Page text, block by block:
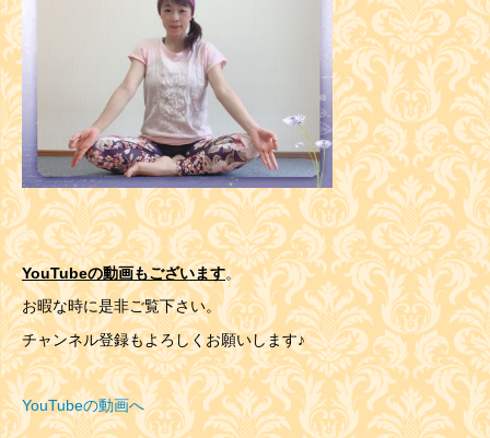
YouTubeの動画もございます。
お暇な時に是非ご覧下さい。
チャンネル登録もよろしくお願いします♪
YouTubeの動画へ